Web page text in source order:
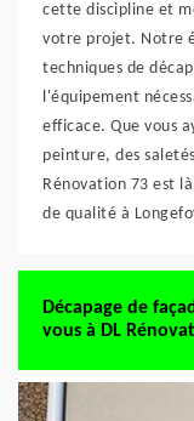
cette discipline et
votre projet. Notre
techniques de
l'équipement
efficace. Que vous
peinture, des
Rénovation 73 est
de qualité à
Décapage de
vous à DL